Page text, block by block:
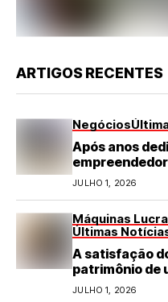
ARTIGOS RECENTES
Negócios
Após anos
turismo em
JULHO 1, 2026
Máquinas
Últimas
A satisfação
patrimônio de
JULHO 1, 2026